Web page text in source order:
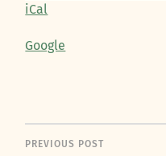
iCal
Google
PREVIOUS POST